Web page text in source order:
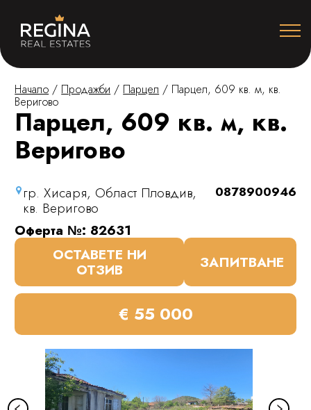
Начало / Продажби / Парцел / Парцел, 609 кв. м, кв.
Веригово
Парцел, 609 кв. м, кв.
Веригово
гр. Хисаря, Област Пловдив,
кв. Веригово
0878900946
Оферта №: 82631
ОСТАВЕТЕ НИ
ОТЗИВ ЗАПИТВАНЕ
€ 55 000